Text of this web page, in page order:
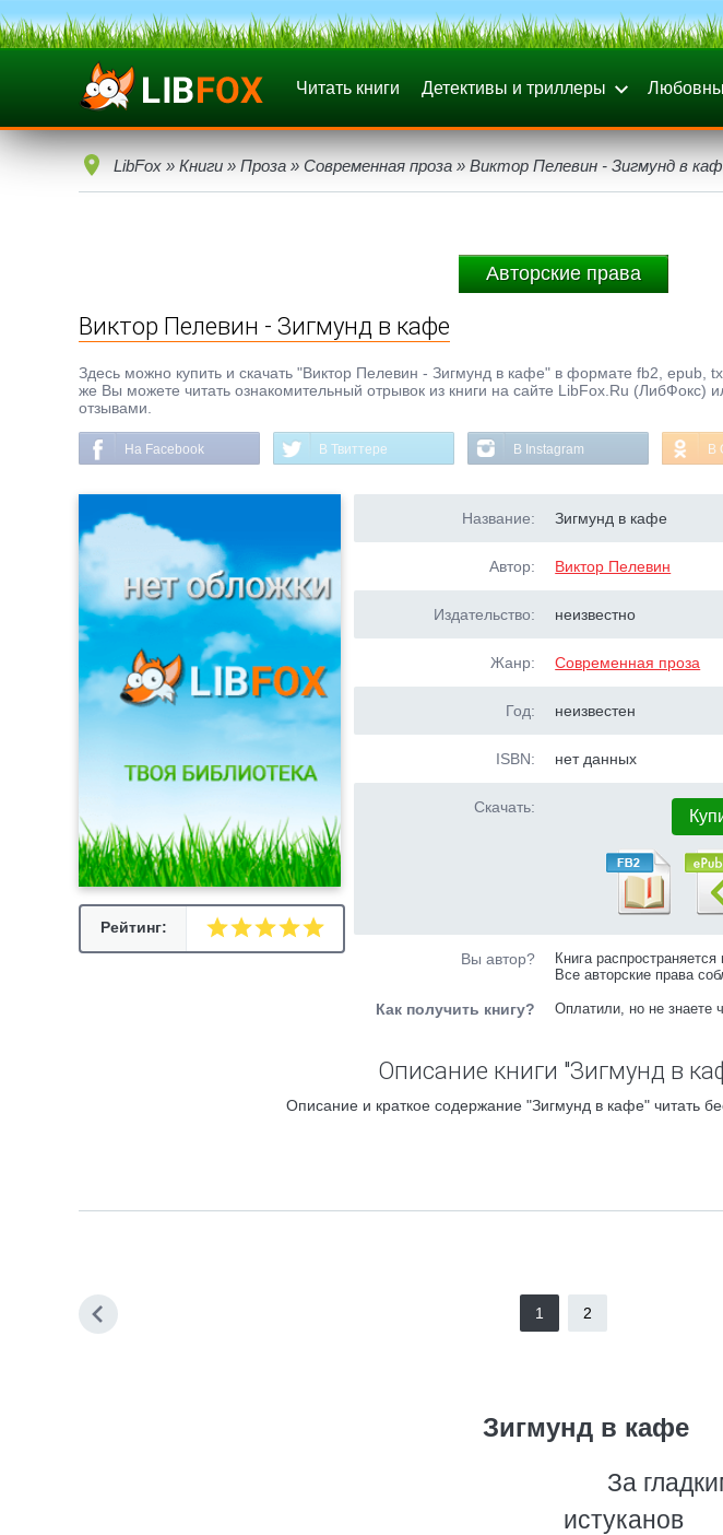
Читать книги Детективы и триллеры
LibFox » Книги » Проза » Современная проза » Виктор Пелевин - Зигмунд в
Авторские права
Виктор Пелевин - Зигмунд в кафе
Здесь можно купить и скачать "Виктор Пелевин - Зигмунд в кафе" в формате fb2,
же Вы можете читать ознакомительный отрывок из книги на сайте LibFox.Ru (ЛибФокс)
отзывами.
На Facebook В Твиттере В Instagram В
Рейтинг:
Название: Зигмунд в кафе
Автор: Виктор Пелевин
Издательство: неизвестно
Жанр: Современная проза
Год: неизвестен
ISBN: нет данных
Скачать:
Вы автор?
Книга
Все авторские права
Как получить книгу? Оплатили, но не знаете
Описание книги "Зигмунд в
Описание и краткое содержание "Зигмунд в кафе" читать
1 2
Зигмунд в кафе
За
истуканов